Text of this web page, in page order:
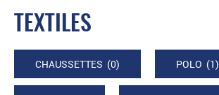
TEXTILES
CHAUSSETTES (0) POLO (1)